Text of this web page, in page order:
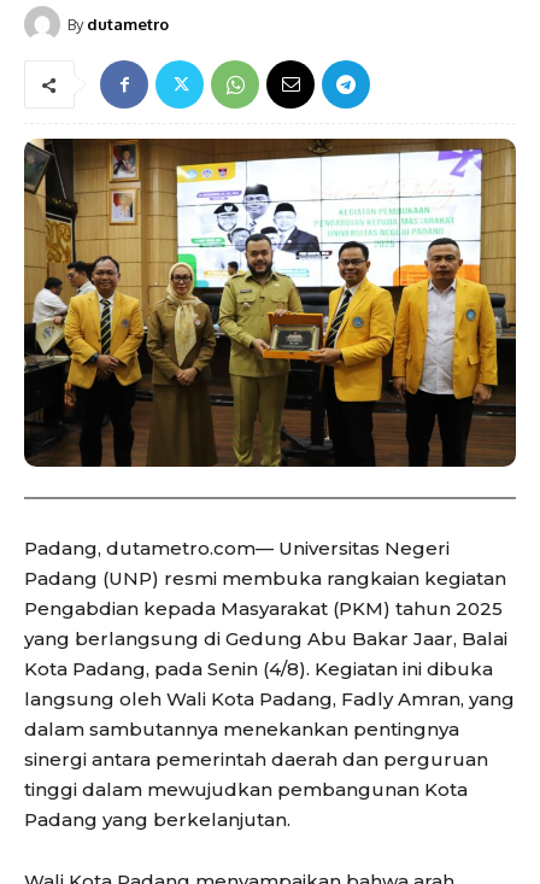
By dutametro
Padang, dutametro.com— Universitas Negeri
Padang (UNP) resmi membuka rangkaian kegiatan
Pengabdian kepada Masyarakat (PKM) tahun 2025
yang berlangsung di Gedung Abu Bakar Jaar, Balai
Kota Padang, pada Senin (4/8). Kegiatan ini dibuka
langsung oleh Wali Kota Padang, Fadly Amran, yang
dalam sambutannya menekankan pentingnya
sinergi antara pemerintah daerah dan perguruan
tinggi dalam mewujudkan pembangunan Kota
Padang yang berkelanjutan.